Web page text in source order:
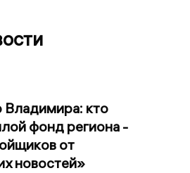
Владимира: кто
фонд региона -
от
новостей»